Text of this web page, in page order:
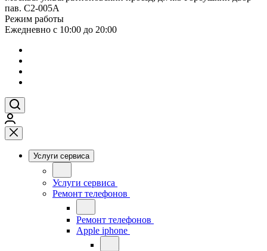
пав. C2-005A
Режим работы
Ежедневно с 10:00 до 20:00
Услуги сервиса
Услуги сервиса
Ремонт телефонов
Ремонт телефонов
Apple iphone